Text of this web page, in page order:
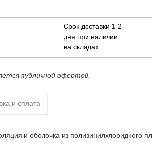
Срок доставки 1-2
дня при наличии
на складах
публичной офертой.
и оплата
и оболочка из поливинилхлоридного